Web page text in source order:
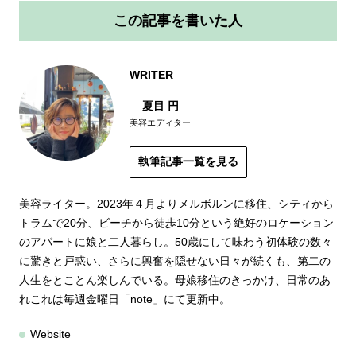
この記事を書いた人
WRITER
夏目 円
美容エディター
執筆記事一覧を見る
美容ライター。2023年４月よりメルボルンに移住、シティから
トラムで20分、ビーチから徒歩10分という絶好のロケーション
のアパートに娘と二人暮らし。50歳にして味わう初体験の数々
に驚きと戸惑い、さらに興奮を隠せない日々が続くも、第二の
人生をとことん楽しんでいる。母娘移住のきっかけ、日常のあ
れこれは毎週金曜日「note」にて更新中。
Website